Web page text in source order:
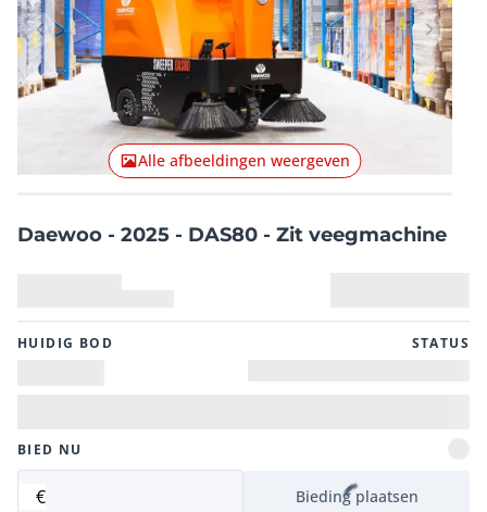
Vorig item
Alle afbeeldingen weergeven
Daewoo - 2025 - DAS80 - Zit veegmachine
HUIDIG ​​BOD STATUS
BIED NU
€ Bieding plaatsen